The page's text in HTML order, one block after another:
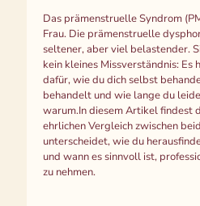
Das prämenstruelle Syndrom
Frau. Die prämenstruelle
seltener, aber viel belastender.
kein kleines Missverständnis: Es
dafür, wie du dich selbst
behandelt und wie lange du
warum.In diesem Artikel findest
ehrlichen Vergleich zwischen
unterscheidet, wie du
und wann es sinnvoll ist,
zu nehmen.